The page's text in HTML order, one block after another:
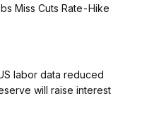
Miss Cuts Rate-Hike
labor data reduced
will raise interest